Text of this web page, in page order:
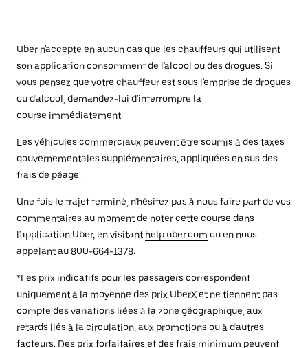
Uber n'accepte en aucun cas que les chauffeurs qui utilisent
son application consomment de l'alcool ou des drogues. Si
vous pensez que votre chauffeur est sous l'emprise de drogues
ou d'alcool, demandez-lui d'interrompre la
course immédiatement.
Les véhicules commerciaux peuvent être soumis à des taxes
gouvernementales supplémentaires, appliquées en sus des
frais de péage.
Une fois le trajet terminé, n'hésitez pas à nous faire part de vos
commentaires au moment de noter cette course dans
l'application Uber, en visitant help.uber.com ou en nous
appelant au 800-664-1378.
*Les prix indicatifs pour les passagers correspondent
uniquement à la moyenne des prix UberX et ne tiennent pas
compte des variations liées à la zone géographique, aux
retards liés à la circulation, aux promotions ou à d'autres
facteurs. Des prix forfaitaires et des frais minimum peuvent